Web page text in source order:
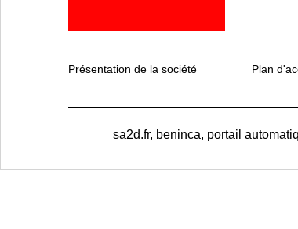
Présentation de la société Plan
sa2d.fr, beninca, portail